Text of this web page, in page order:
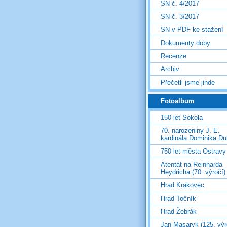
SN č. 4/2017
SN č. 3/2017
SN v PDF ke stažení
Dokumenty doby
Recenze
Archiv
Přečetli jsme jinde
Fotoalbum
150 let Sokola
70. narozeniny J. E.
kardinála Dominika
750 let města Ostravy
Atentát na Reinharda
Heydricha (70. výročí)
Hrad Krakovec
Hrad Točník
Hrad Žebrák
Jan Masaryk (125.